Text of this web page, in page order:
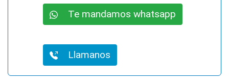
Te mandamos whatsapp
Llamanos